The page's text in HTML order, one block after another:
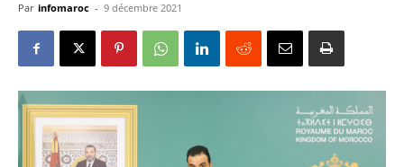
Par infomaroc - 9 décembre 2021